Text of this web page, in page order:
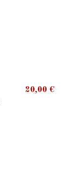
20,00 €